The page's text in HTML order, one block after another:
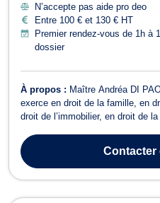
N’accepte pas aide pro deo
Entre 100 € et 130 € HT
Premier rendez-vous de 1h à
dossier
À propos : Maître Andréa DI
exerce en droit de la famille, en
droit de l’immobilier, en droit de
charge les affaires de mariage,
et de sép...
Contacter